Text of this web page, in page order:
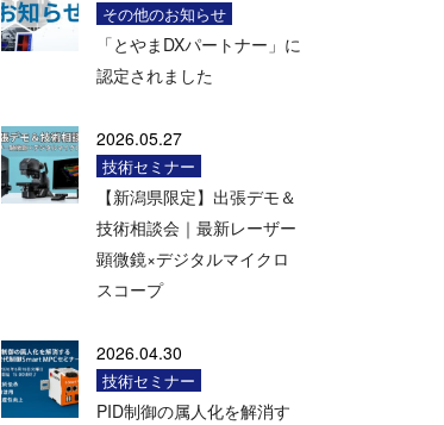
その他のお知らせ
「とやまDXパートナー」に
認定されました
2026.05.27
技術セミナー
【新潟県限定】出張デモ＆
技術相談会｜最新レーザー
顕微鏡×デジタルマイクロ
スコープ
2026.04.30
技術セミナー
PID制御の属人化を解消す